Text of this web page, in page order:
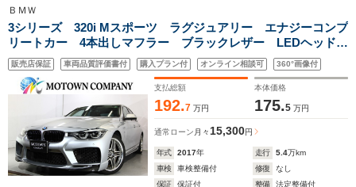
ＢＭＷ
3シリーズ 320i Mスポーツ ラグジュアリー エナジーコンプ
リートカー 4本出しマフラー ブラックレザー LEDヘッドラ
イト トランクスポイラー アクティブクルーズコントロー
ル シートヒーター 純正ナビ/バックカメラ 19インチAW
販売店保証 車両品質評価書付 購入プラン付 オンライン相談可 360°画像付
支払総額
192.7 万円
本体価格
175.5 万円
通常ローン 月々 15,300円
年式 2017年 走行 5.4万km
車検
車検整備付 修復
なし
保証
保証付 整備 法定整備付